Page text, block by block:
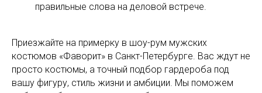
правильные слова на деловой встрече.
Приезжайте на примерку в шоу-рум мужских
костюмов «Фаворит» в Санкт-Петербурге. Вас ждут не
просто костюмы, а точный подбор гардероба под
вашу фигуру, стиль жизни и амбиции. Мы поможем